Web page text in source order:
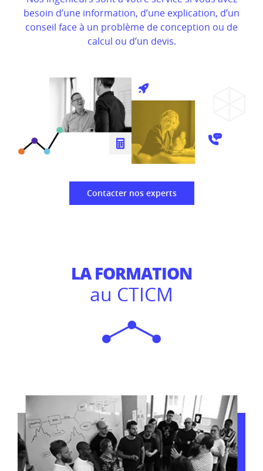
besoin d’une information, d’une explication, d’un
conseil face à un problème de conception ou de
calcul ou d’un devis.
Contacter nos experts
LA FORMATION
au CTICM